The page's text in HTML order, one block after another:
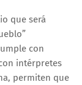
que será
con
intérpretes
permiten que